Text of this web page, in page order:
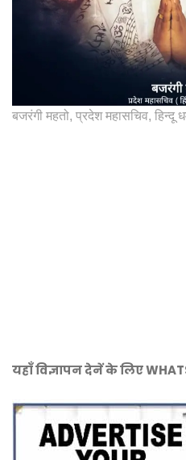
बजरंगी महतो, प्रदेश महासचिव, हिन्दू
यहाँ विज्ञापन देनें के लिए